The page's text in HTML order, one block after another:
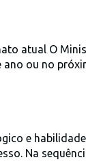
atual O
ano ou no
e
Na